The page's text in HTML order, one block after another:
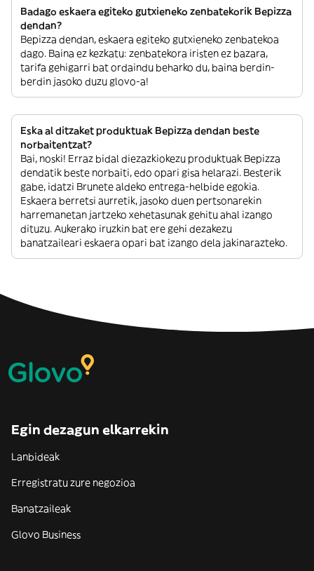
Badago eskaera egiteko gutxieneko zenbatekorik Bepizza
dendan?
Bepizza dendan, eskaera egiteko gutxieneko zenbatekoa
dago. Baina ez kezkatu: zenbatekora iristen ez bazara,
tarifa gehigarri bat ordaindu beharko du, baina berdin-
berdin jasoko duzu glovo-a!
Eska al ditzaket produktuak Bepizza dendan beste
norbaitentzat?
Bai, noski! Erraz bidal diezazkiokezu produktuak Bepizza
dendatik beste norbaiti, edo opari gisa helarazi. Besterik
gabe, idatzi Brunete aldeko entrega-helbide egokia.
Eskaera berretsi aurretik, jasoko duen pertsonarekin
harremanetan jartzeko xehetasunak gehitu ahal izango
dituzu. Aukerako iruzkin bat ere gehi dezakezu
banatzaileari eskaera opari bat izango dela jakinarazteko.
Egin dezagun elkarrekin
Lanbideak
Erregistratu zure negozioa
Banatzaileak
Glovo Business